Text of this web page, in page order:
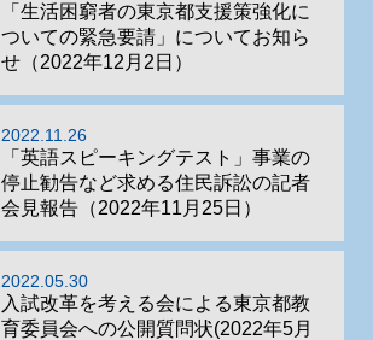
「生活困窮者の東京都支援策強化に
ついての緊急要請」についてお知ら
せ（2022年12月2日）
2022.11.26
「英語スピーキングテスト」事業の
停止勧告など求める住民訴訟の記者
会見報告（2022年11月25日）
2022.05.30
入試改革を考える会による東京都教
育委員会への公開質問状(2022年5月